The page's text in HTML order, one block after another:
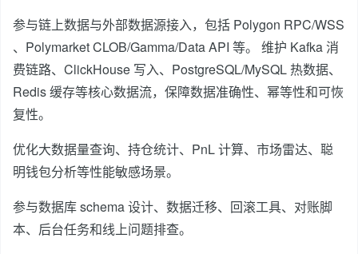
参与链上数据与外部数据源接入，包括 Polygon RPC/WSS
、Polymarket CLOB/Gamma/Data API 等。 维护 Kafka 消
费链路、ClickHouse 写入、PostgreSQL/MySQL 热数据、
Redis 缓存等核心数据流，保障数据准确性、幂等性和可恢
复性。
优化大数据量查询、持仓统计、PnL 计算、市场雷达、聪
明钱包分析等性能敏感场景。
参与数据库 schema 设计、数据迁移、回滚工具、对账脚
本、后台任务和线上问题排查。